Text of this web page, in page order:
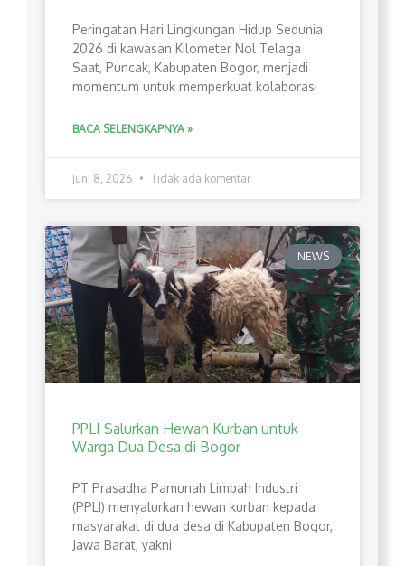
Peringatan Hari Lingkungan Hidup Sedunia
2026 di kawasan Kilometer Nol Telaga
Saat, Puncak, Kabupaten Bogor, menjadi
momentum untuk memperkuat kolaborasi
BACA SELENGKAPNYA »
Juni 8, 2026 Tidak ada komentar
NEWS
PPLI Salurkan Hewan Kurban untuk
Warga Dua Desa di Bogor
PT Prasadha Pamunah Limbah Industri
(PPLI) menyalurkan hewan kurban kepada
masyarakat di dua desa di Kabupaten Bogor,
Jawa Barat, yakni